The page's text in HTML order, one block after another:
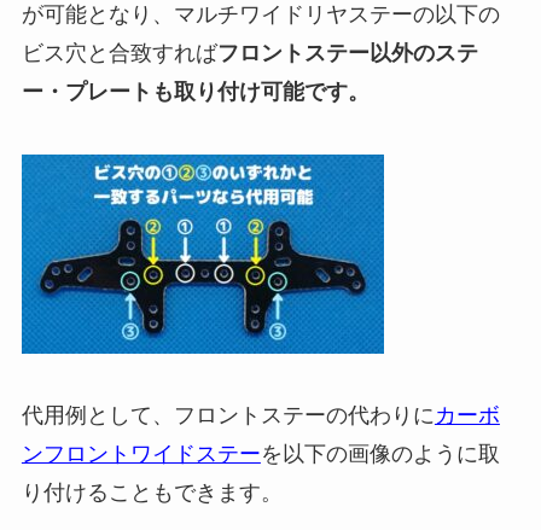
が可能となり、 マルチワイドリヤステーの以下の
ビス穴と合致すればフロントステー以外のステ
ー・プレートも取り付け可能です。
代用例として、フロントステーの代わりにカーボ
ンフロントワイドステーを以下の画像のように取
り付けることもできます。